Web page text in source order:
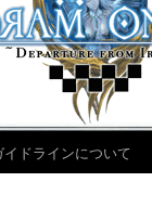
イドラインについて